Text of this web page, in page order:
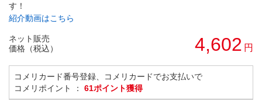
す！
紹介動画はこちら
ネット販売
価格（税込）
4,602 円
コメリカード番号登録、コメリカードでお支払いで
コメリポイント ： 61ポイント獲得